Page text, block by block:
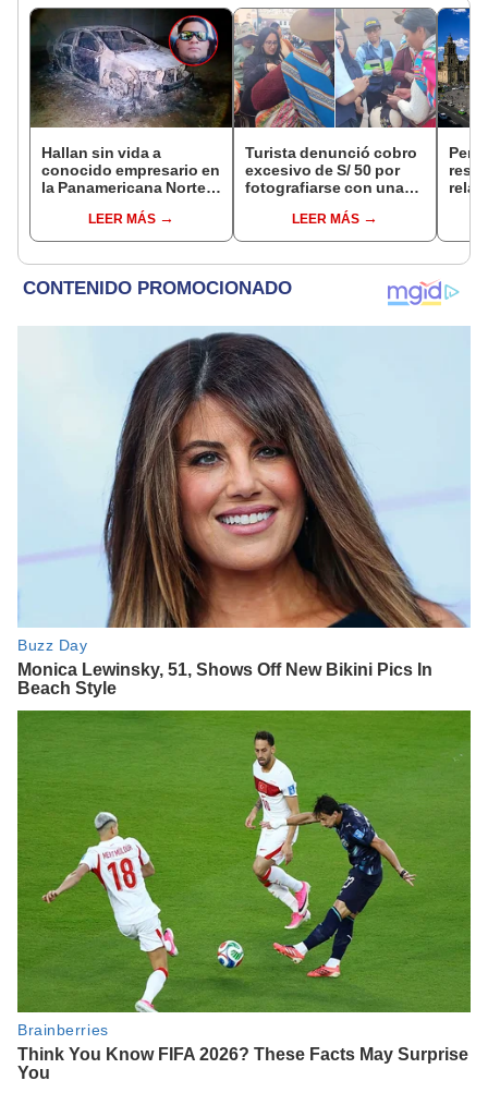
Hallan sin vida a
conocido empresario en
la Panamericana Norte
Sullana, Piura
LEER MÁS
Turista denunció cobro
excesivo de S/ 50 por
fotografiarse con una
Serenazgo recuperó el
dinero
LEER MÁS
Perú